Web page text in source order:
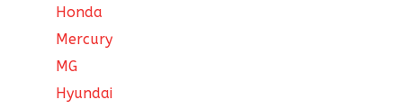
Honda
Mercury
MG
Hyundai